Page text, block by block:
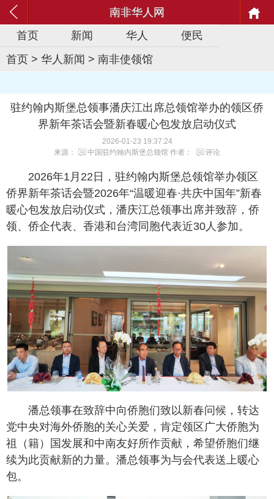
南非华人网
首页
新闻 华人
便民
首页 > 华人新闻 > 南非使领馆
驻约翰内斯堡总领事潘庆江出席总领馆举办的领区侨
界新年茶话会暨新春暖心包发放启动仪式
2026-01-23 19:37:24
来源：
中国驻约翰内斯堡总领馆 作者： 评论
2026年1月22日，驻约翰内斯堡总领馆举办领区
侨界新年茶话会暨2026年“温暖迎春·共庆中国年”新春
暖心包发放启动仪式，潘庆江总领事出席并致辞，侨
领、侨企代表、香港和台湾同胞代表近30人参加。
潘总领事在致辞中向侨胞们致以新春问候，转达
党中央对海外侨胞的关心关爱，肯定领区广大侨胞为
祖（籍）国发展和中南友好所作贡献，希望侨胞们继
续为此贡献新的力量。潘总领事为与会代表送上暖心
包。